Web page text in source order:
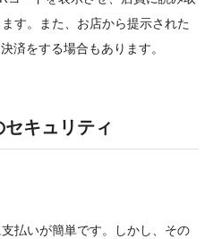
す。また、お店から提示された
済をする場合もあります。
セキュリティ
払いが簡単です。しかし、その